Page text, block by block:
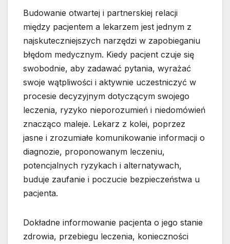
Budowanie otwartej i partnerskiej relacji
między pacjentem a lekarzem jest jednym z
najskuteczniejszych narzędzi w zapobieganiu
błędom medycznym. Kiedy pacjent czuje się
swobodnie, aby zadawać pytania, wyrażać
swoje wątpliwości i aktywnie uczestniczyć w
procesie decyzyjnym dotyczącym swojego
leczenia, ryzyko nieporozumień i niedomówień
znacząco maleje. Lekarz z kolei, poprzez
jasne i zrozumiałe komunikowanie informacji o
diagnozie, proponowanym leczeniu,
potencjalnych ryzykach i alternatywach,
buduje zaufanie i poczucie bezpieczeństwa u
pacjenta.
Dokładne informowanie pacjenta o jego stanie
zdrowia, przebiegu leczenia, konieczności